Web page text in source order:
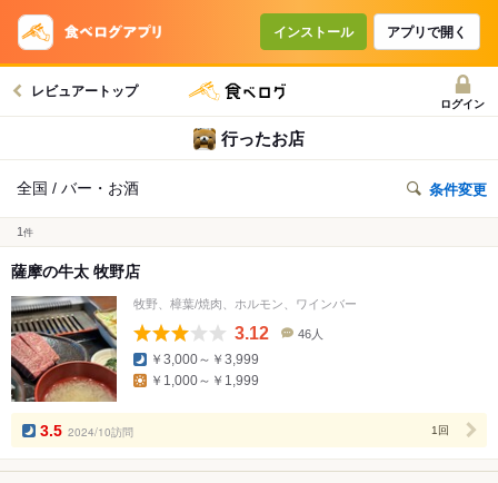
インストール アプリで開く
レビュアートップ
ログイン
行ったお店
全国 / バー・お酒 条件変更
1 件
薩摩の牛太 牧野店
牧野、樟葉/焼肉、ホルモン、ワインバー
3.12
数
46人
￥3,000～￥3,999
￥1,000～￥1,999
3.5 2024/10訪問 1回